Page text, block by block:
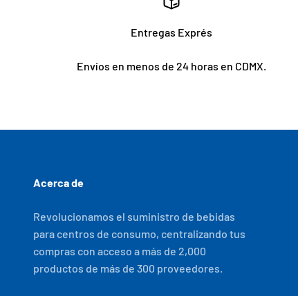
Entregas Exprés
Envíos en menos de 24 horas en CDMX.
Acerca de
Revolucionamos el suministro de bebidas
para centros de consumo, centralizando tus
compras con acceso a más de 2,000
productos de más de 300 proveedores.